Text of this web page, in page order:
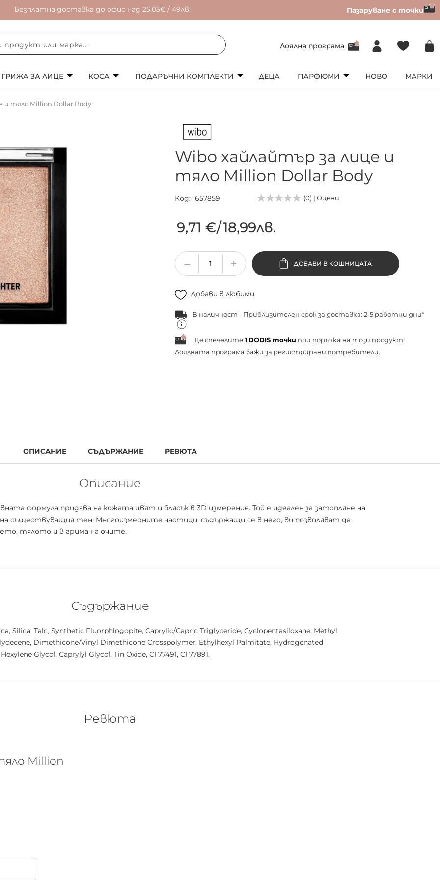
Безплатна доставка до офис над 25.05€ / 49лв. Пазаруване с точки
Лоялна програма
ГРИЖА ЗА ЛИЦЕ КОСА ПОДАРЪЧНИ КОМПЛЕКТИ ДЕЦА ПАРФЮМИ НОВО МАРКИ
и тяло Million Dollar Body
Wibo хайлайтър за лице и
тяло Million Dollar Body
Код 657859 (0) | Оцени
9,71 €/18,99лв.
ДОБАВИ В КОШНИЦАТА
Добави в любими
В наличност - Приблизителен срок за доставка: 2-5 работни дни*
Ще спечелите 1 DODIS точки при поръчка на този продукт!
Лоялната програма важи за регистрирани потребители.
ОПИСАНИЕ СЪДЪРЖАНИЕ РЕВЮТА
Описание
формула придава на кожата цвят и блясък в 3D измерение. Той е идеален за затопляне на
съществуващия тен. Многоизмерните частици, съдържащи се в него, ви позволяват да
тялото и в грима на очите.
Съдържание
Silica, Talc, Synthetic Fluorphlogopite, Caprylic/Capric Triglyceride, Cyclopentasiloxane, Methyl
Dimethicone/Vinyl Dimethicone Crosspolymer, Ethylhexyl Palmitate, Hydrogenated
Glycol, Caprylyl Glycol, Tin Oxide, CI 77491, CI 77891.
Ревюта
Million